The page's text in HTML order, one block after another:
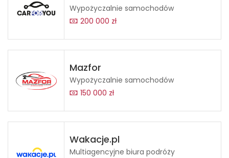
Wypożyczalnie samochodów
200 000 zł
Mazfor
Wypożyczalnie samochodów
150 000 zł
Wakacje.pl
Multiagencyjne biura podróży